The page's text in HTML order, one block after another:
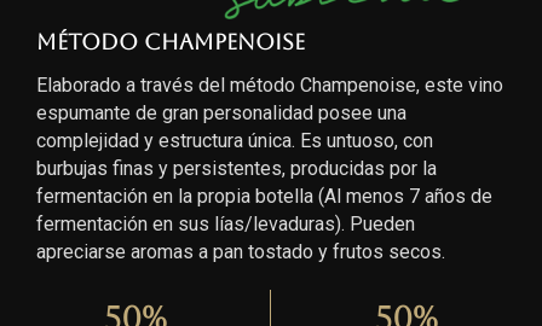
Método Champenoise
Elaborado a través del método Champenoise, este vino
espumante de gran personalidad posee una
complejidad y estructura única. Es untuoso, con
burbujas finas y persistentes, producidas por la
fermentación en la propia botella (Al menos 7 años de
fermentación en sus lías/levaduras). Pueden
apreciarse aromas a pan tostado y frutos secos.
50% 50%